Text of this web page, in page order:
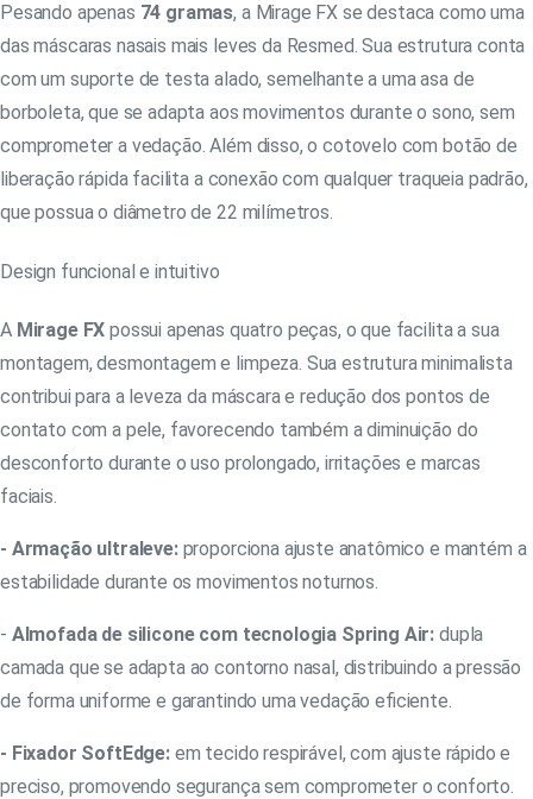
Pesando apenas 74 gramas, a Mirage FX se destaca como uma
das máscaras nasais mais leves da Resmed. Sua estrutura conta
com um suporte de testa alado, semelhante a uma asa de
borboleta, que se adapta aos movimentos durante o sono, sem
comprometer a vedação. Além disso, o cotovelo com botão de
liberação rápida facilita a conexão com qualquer traqueia padrão,
que possua o diâmetro de 22 milímetros.
Design funcional e intuitivo
A Mirage FXpossui apenas quatro peças, o que facilita a sua
montagem, desmontagem e limpeza. Sua estrutura minimalista
contribui para a leveza da máscara e redução dos pontos de
contato com a pele, favorecendo também a diminuição do
desconforto durante o uso prolongado, irritações e marcas
faciais.
- Armação ultraleve: proporciona ajuste anatômico e mantém a
estabilidade durante os movimentos noturnos.
- Almofada de silicone com tecnologia Spring Air:dupla
camada que se adapta ao contorno nasal, distribuindo a pressão
de forma uniforme e garantindo uma vedação eficiente.
- Fixador SoftEdge: em tecido respirável, com ajuste rápido e
preciso, promovendo segurança sem comprometer o conforto.